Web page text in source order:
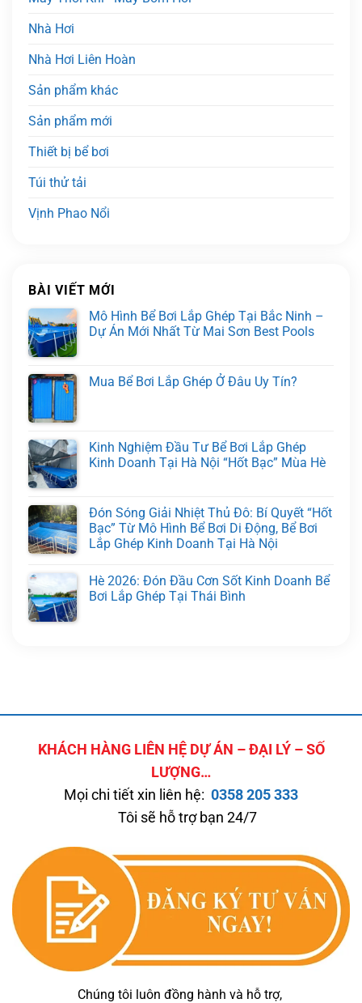
Nhà Hơi
Nhà Hơi Liên Hoàn
Sản phẩm khác
Sản phẩm mới
Thiết bị bể bơi
Túi thử tải
Vịnh Phao Nổi
BÀI VIẾT MỚI
Mô Hình Bể Bơi Lắp Ghép Tại Bắc Ninh –
Dự Án Mới Nhất Từ Mai Sơn Best Pools
Mua Bể Bơi Lắp Ghép Ở Đâu Uy Tín?
Kinh Nghiệm Đầu Tư Bể Bơi Lắp Ghép
Kinh Doanh Tại Hà Nội “Hốt Bạc” Mùa Hè
Đón Sóng Giải Nhiệt Thủ Đô: Bí Quyết “Hốt
Bạc” Từ Mô Hình Bể Bơi Di Động, Bể Bơi
Lắp Ghép Kinh Doanh Tại Hà Nội
Hè 2026: Đón Đầu Cơn Sốt Kinh Doanh Bể
Bơi Lắp Ghép Tại Thái Bình
KHÁCH HÀNG LIÊN HỆ DỰ ÁN – ĐẠI LÝ – SỐ
LƯỢNG…
Mọi chi tiết xin liên hệ: 0358 205 333
Tôi sẽ hỗ trợ bạn 24/7
Chúng tôi luôn đồng hành và hỗ trợ,